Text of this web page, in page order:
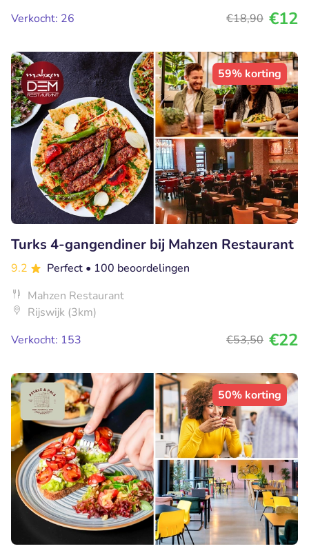
Verkocht: 26
€18,90 €12
59% korting
Turks 4-gangendiner bij Mahzen Restaurant
9.2 Perfect • 100 beoordelingen
Mahzen Restaurant
Rijswijk (3km)
Verkocht: 153
€53,50 €22
50% korting